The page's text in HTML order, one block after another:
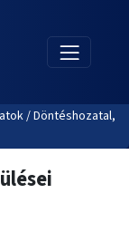
/ Döntéshozatal,